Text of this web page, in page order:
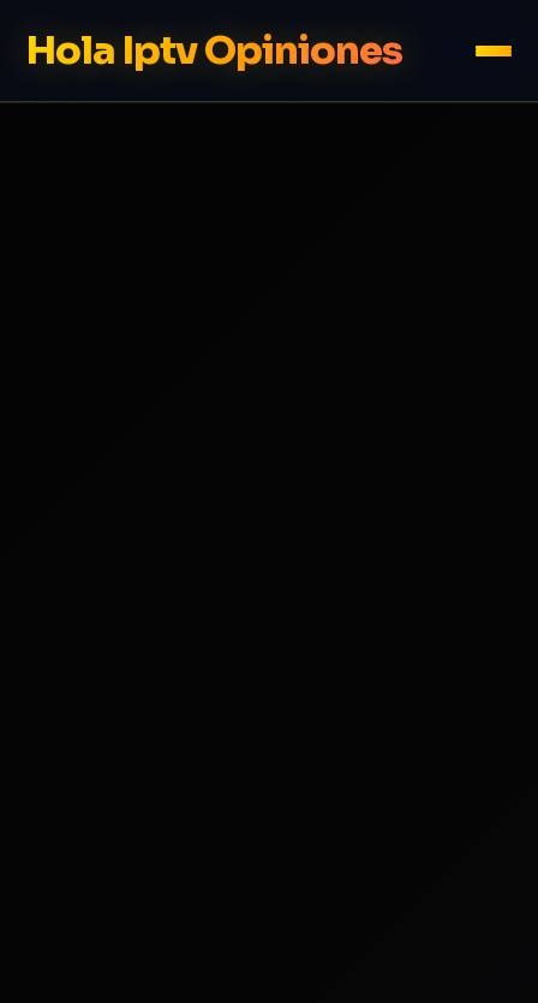
Hola Iptv Opiniones